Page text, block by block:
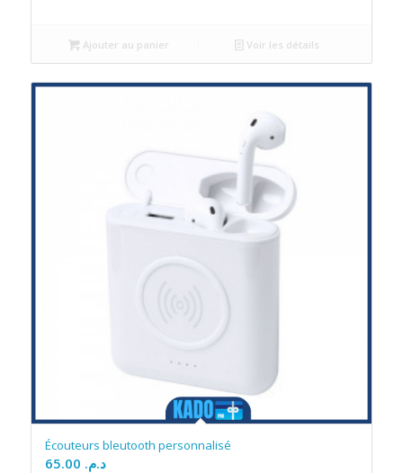
Ajouter au panier Voir les détails
Écouteurs bleutooth personnalisé
د.م.